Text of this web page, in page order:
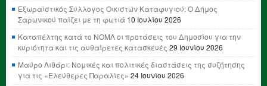
Εξωραϊστικός Σύλλογος Οικιστών Καταφυγιού: Ο Δήμος
Σαρωνικού παίζει με τη φωτιά 10 Ιουλίου 2026
Καταπέλτης κατά το ΝΟΜΛ οι προτάσεις του Δημοσίου για την
κυριότητα και τις αυθαίρετες κατασκευές 29 Ιουνίου 2026
Μαύρο Λιθάρι: Νομικές και πολιτικές διαστάσεις της συζήτησης
για τις «Ελεύθερες Παραλίες» 24 Ιουνίου 2026